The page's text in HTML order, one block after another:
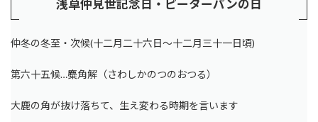
浅草仲見世記念日・ピーターパンの日
仲冬の冬至・次候(十二月二十六日～十二月三十一日頃)
第六十五候…麋角解（さわしかのつのおつる）
大鹿の角が抜け落ちて、生え変わる時期を言います